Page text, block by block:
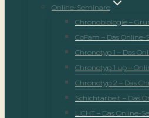
Online-Seminare
Chronobiologie –
CoFam – Das
Chronotyp 1 – Das
Chronotyp 1 up –
Chronotyp 2 – Das
Schichtarbeit – Das
LICHT – Das Online-